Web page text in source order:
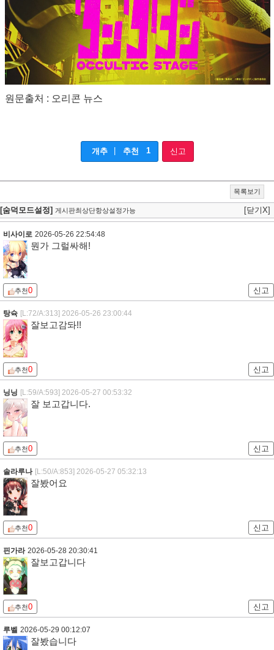
원문출처 : 오리콘 뉴스
개추 추천 1 신고
목록보기
[숨덕모드설정] 게시판최상단항상설정가능 [닫기X]
비사이로 2026-05-26 22:54:48
뭔가 그럴싸해!
추천0 신고
탕슉 [L:72/A:313] 2026-05-26 23:00:44
잘보고감돠!!
추천0 신고
닝닝 [L:59/A:593] 2026-05-27 00:53:32
잘 보고갑니다.
추천0 신고
솔라루나 [L:50/A:853] 2026-05-27 05:32:13
잘봤어요
추천0 신고
핀가라 2026-05-28 20:30:41
잘보고갑니다
추천0 신고
루벨 2026-05-29 00:12:07
잘봤습니다